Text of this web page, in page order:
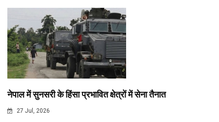
नेपाल में सुनसरी के हिंसा प्रभावित क्षेत्रों में सेना तैनात
27 Jul, 2026